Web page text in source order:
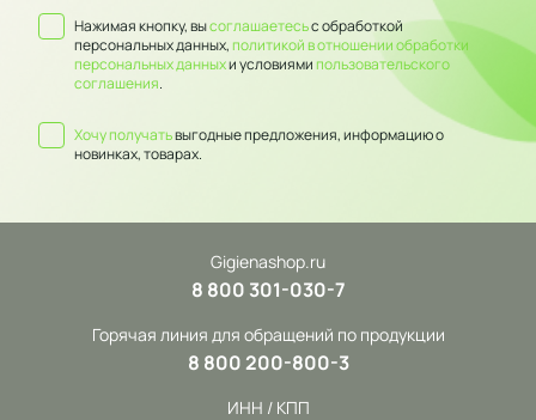
Нажимая кнопку, высоглашаетесьс обработкой
персональных данных,политикой в отношении обработки
персональных данныхи условиямипользовательского
соглашения.
Хочу получатьвыгодные предложения, информацию о
новинках, товарах.
Gigienashop.ru
8 800 301-030-7
Горячая линия для обращений по продукции
8 800 200-800-3
ИНН / КПП